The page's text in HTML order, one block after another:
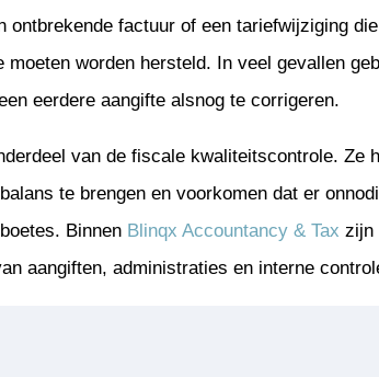
factuur of een tariefwijziging
worden hersteld. In veel gevallen
eerdere aangifte alsnog te corrigeren.
van de fiscale kwaliteitscontrole. Ze
te brengen en voorkomen dat er
Binnen Blinqx Accountancy & Tax zijn
aangiften, administraties en interne